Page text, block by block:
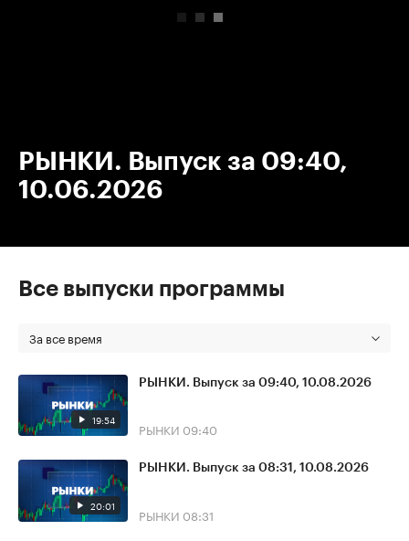
РЫНКИ. Выпуск за 09:40,
10.06.2026
Все выпуски программы
За все время
19:54
РЫНКИ. Выпуск за 09:40, 10.08.2026
РЫНКИ 09:40
20:01
РЫНКИ. Выпуск за 08:31, 10.08.2026
РЫНКИ 08:31